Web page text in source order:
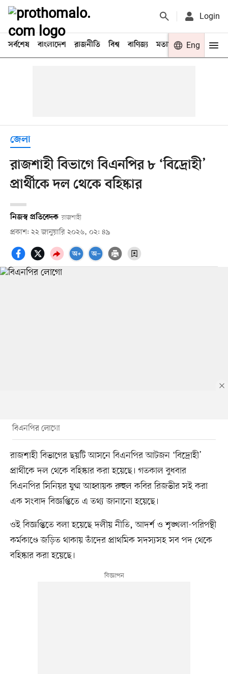
Login
সর্বশেষ বাংলাদেশ রাজনীতি বিশ্ব বাণিজ্য মতামত খেলা
Eng
জেলা
রাজশাহী বিভাগে বিএনপির ৮ ‘বিদ্রোহী’
প্রার্থীকে দল থেকে বহিষ্কার
নিজস্ব প্রতিবেদক রাজশাহী
প্রকাশ: ২২ জানুয়ারি ২০২৬, ০২: ৪৯
বিএনপির লোগো
রাজশাহী বিভাগের ছয়টি আসনে বিএনপির আটজন ‘বিদ্রোহী’
প্রার্থীকে দল থেকে বহিষ্কার করা হয়েছে। গতকাল বুধবার
বিএনপির সিনিয়র যুগ্ম আহ্বায়ক রুহুল কবির রিজভীর সই করা
এক সংবাদ বিজ্ঞপ্তিতে এ তথ্য জানানো হয়েছে।
ওই বিজ্ঞপ্তিতে বলা হয়েছে দলীয় নীতি, আদর্শ ও শৃঙ্খলা-পরিপন্থী
কর্মকাণ্ডে জড়িত থাকায় তাঁদের প্রাথমিক সদস্যসহ সব পদ থেকে
বহিষ্কার করা হয়েছে।